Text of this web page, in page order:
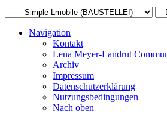
Navigation
Kontakt
Lena Meyer-Landrut
Archiv
Impressum
Datenschutzerklärung
Nutzungsbedingungen
Nach oben